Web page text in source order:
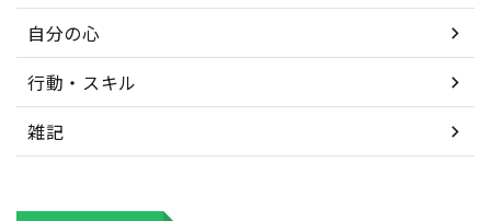
自分の心
行動・スキル
雑記